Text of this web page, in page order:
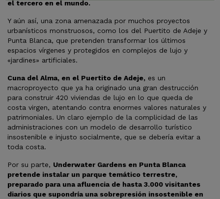
el tercero en el mundo.
Y aún así, una zona amenazada por muchos proyectos
urbanísticos monstruosos, como los del Puertito de Adeje y
Punta Blanca, que pretenden transformar los últimos
espacios vírgenes y protegidos en complejos de lujo y
«jardines» artificiales.
Cuna del Alma, en el Puertito de Adeje, es un
macroproyecto que ya ha originado una gran destrucción
para construir 420 viviendas de lujo en lo que queda de
costa virgen, atentando contra enormes valores naturales y
patrimoniales. Un claro ejemplo de la complicidad de las
administraciones con un modelo de desarrollo turístico
insostenible e injusto socialmente, que se debería evitar a
toda costa.
Por su parte, Underwater Gardens en Punta Blanca
pretende instalar un parque temático terrestre,
preparado para una afluencia de hasta 3.000 visitantes
diarios que supondría una sobrepresión insostenible en